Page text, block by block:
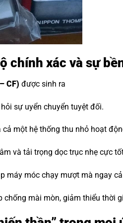
chính xác và sự
CF) được sinh ra
sự uyển chuyển tuyệt đối.
một hệ thống thu nhỏ hoạt
và tải trọng dọc trục nhẹ cực
máy móc chạy mượt mà ngay
chống mài mòn, giảm thiểu thời